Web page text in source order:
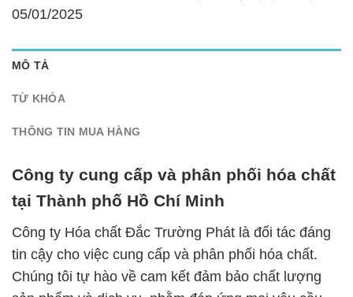
05/01/2025
MÔ TẢ
TỪ KHÓA
THÔNG TIN MUA HÀNG
Công ty cung cấp và phân phối hóa chất
tại Thành phố Hồ Chí Minh
Công ty Hóa chất Đắc Trường Phát là đối tác đáng
tin cậy cho việc cung cấp và phân phối hóa chất.
Chúng tôi tự hào về cam kết đảm bảo chất lượng